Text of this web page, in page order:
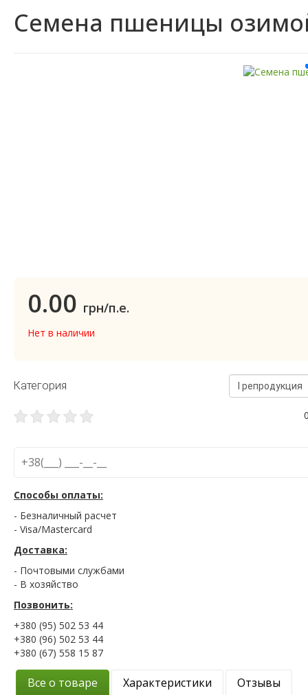
Семена пшеницы
0.00 грн/п.е.
Нет в наличии
Категория I репродукция
Способы оплаты:
- Безналичный расчет
- Visa/Mastercard
Доставка:
- Почтовыми службами
- В хозяйство
Позвонить:
+380 (95) 502 53 44
+380 (96) 502 53 44
+380 (67) 558 15 87
Все о товаре Характеристики Отзывы